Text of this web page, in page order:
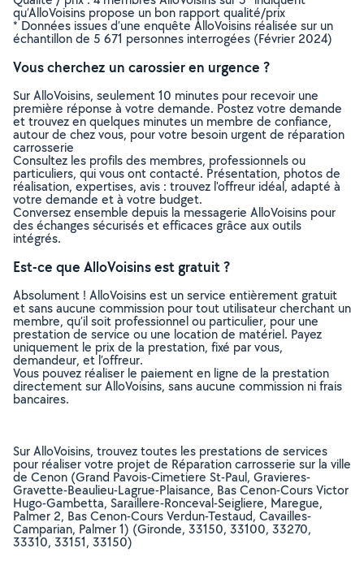
qu’AlloVoisins propose un bon rapport qualité/prix
* Données issues d’une enquête AlloVoisins réalisée sur un
échantillon de 5 671 personnes interrogées (Février 2024)
Vous cherchez un carossier en urgence ?
Sur AlloVoisins, seulement 10 minutes pour recevoir une
première réponse à votre demande. Postez votre demande
et trouvez en quelques minutes un membre de confiance,
autour de chez vous, pour votre besoin urgent de réparation
carrosserie
Consultez les profils des membres, professionnels ou
particuliers, qui vous ont contacté. Présentation, photos de
réalisation, expertises, avis : trouvez l'offreur idéal, adapté à
votre demande et à votre budget.
Conversez ensemble depuis la messagerie AlloVoisins pour
des échanges sécurisés et efficaces grâce aux outils
intégrés.
Est-ce que AlloVoisins est gratuit ?
Absolument ! AlloVoisins est un service entièrement gratuit
et sans aucune commission pour tout utilisateur cherchant un
membre, qu’il soit professionnel ou particulier, pour une
prestation de service ou une location de matériel. Payez
uniquement le prix de la prestation, fixé par vous,
demandeur, et l’offreur.
Vous pouvez réaliser le paiement en ligne de la prestation
directement sur AlloVoisins, sans aucune commission ni frais
bancaires.
Sur AlloVoisins, trouvez toutes les prestations de services
pour réaliser votre projet de Réparation carrosserie sur la ville
de Cenon (Grand Pavois-Cimetiere St-Paul, Gravieres-
Gravette-Beaulieu-Lagrue-Plaisance, Bas Cenon-Cours Victor
Hugo-Gambetta, Saraillere-Ronceval-Seigliere, Maregue,
Palmer 2, Bas Cenon-Cours Verdun-Testaud, Cavailles-
Camparian, Palmer 1) (Gironde, 33150, 33100, 33270,
33310, 33151, 33150)